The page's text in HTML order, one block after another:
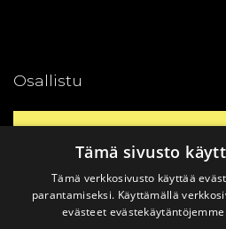
Osallistu
Tämä sivusto
Tämä verkkosivusto käyttää
parantamiseksi. Käyttämällä
evästeet